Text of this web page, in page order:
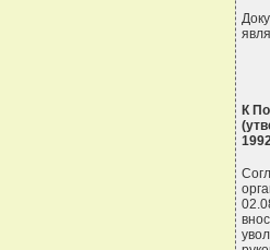
К